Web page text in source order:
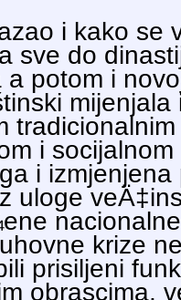
i kako se
sve do
a potom i
mijenjala
i
i izmjenjena
uloge
krize
prisiljeni
obrascima,